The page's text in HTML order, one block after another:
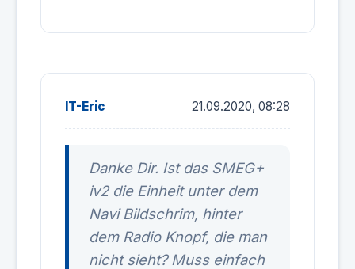
IT-Eric 21.09.2020, 08:28
Danke Dir. Ist das SMEG+
iv2 die Einheit unter dem
Navi Bildschrim, hinter
dem Radio Knopf, die man
nicht sieht? Muss einfach